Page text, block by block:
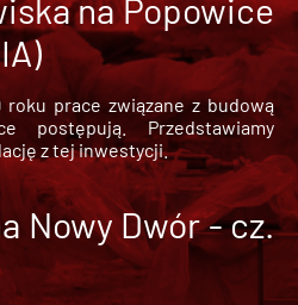
na Popowice
roku prace związane z budową
postępują. Przedstawiamy
z tej inwestycji.
Nowy Dwór - cz.